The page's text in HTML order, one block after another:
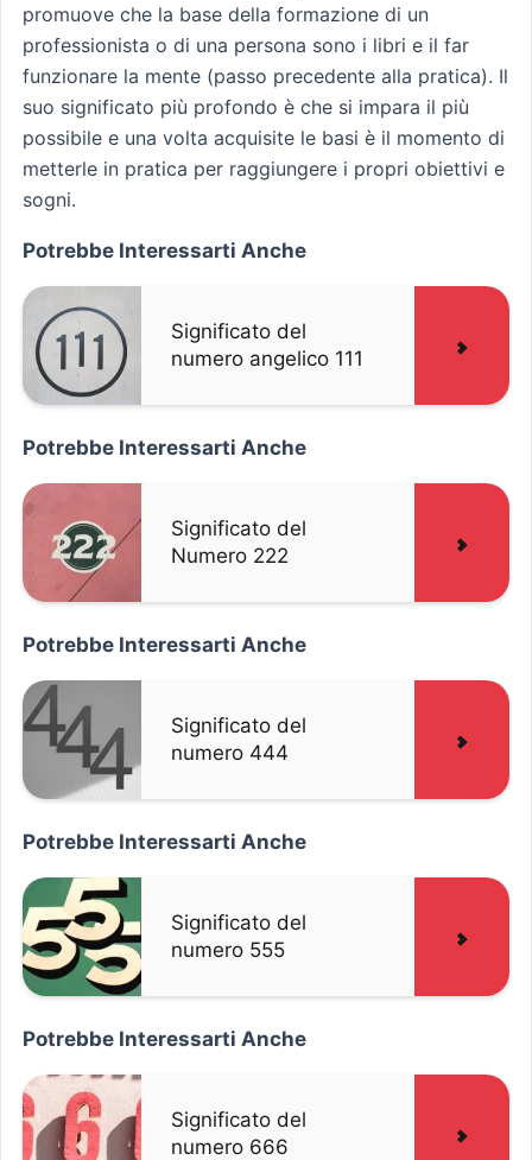
promuove che la base della formazione di un
professionista o di una persona sono i libri e il far
funzionare la mente (passo precedente alla pratica). Il
suo significato più profondo è che si impara il più
possibile e una volta acquisite le basi è il momento di
metterle in pratica per raggiungere i propri obiettivi e
sogni.
Potrebbe Interessarti Anche
Significato del
numero angelico 111
Potrebbe Interessarti Anche
Significato del
Numero 222
Potrebbe Interessarti Anche
Significato del
numero 444
Potrebbe Interessarti Anche
Significato del
numero 555
Potrebbe Interessarti Anche
Significato del
numero 666